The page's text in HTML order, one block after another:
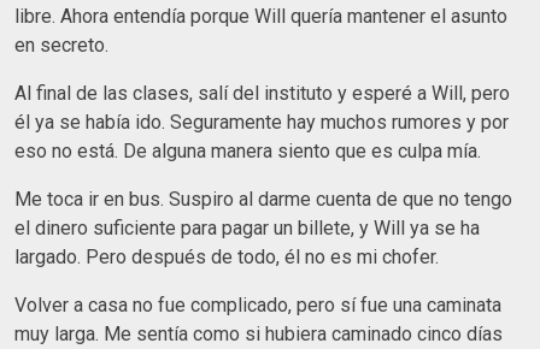
libre. Ahora entendía porque Will quería mantener el asunto
en secreto.
Al final de las clases, salí del instituto y esperé a Will, pero
él ya se había ido. Seguramente hay muchos rumores y por
eso no está. De alguna manera siento que es culpa mía.
Me toca ir en bus. Suspiro al darme cuenta de que no tengo
el dinero suficiente para pagar un billete, y Will ya se ha
largado. Pero después de todo, él no es mi chofer.
Volver a casa no fue complicado, pero sí fue una caminata
muy larga. Me sentía como si hubiera caminado cinco días